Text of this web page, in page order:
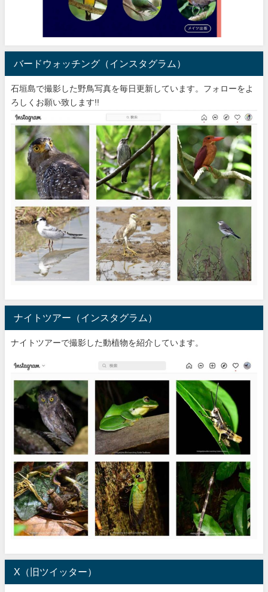
バードウォッチング（インスタグラム）
石垣島で撮影した野鳥写真を毎日更新しています。フォローをよ
ろしくお願い致します!!
ナイトツアー（インスタグラム）
ナイトツアーで撮影した動植物を紹介しています。
X（旧ツイッター）